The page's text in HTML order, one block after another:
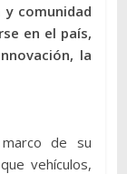
comunidad
en el país,
la
de su
vehículos,